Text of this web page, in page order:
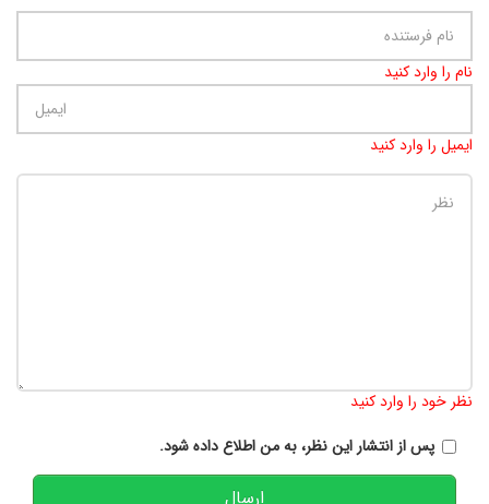
نام را وارد کنید
ایمیل را وارد کنید
نظر خود را وارد کنید
پس از انتشار این نظر، به من اطلاع داده شود.
ارسال